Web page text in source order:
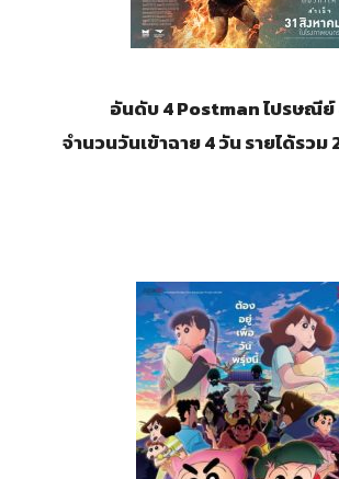
อันดับ 4Postman ไปรษณีย์
จำนวนวันเข้าฉาย 4 วัน รายได้รวม